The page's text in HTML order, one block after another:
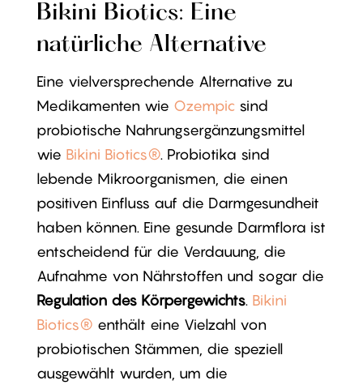
Bikini Biotics: Eine
natürliche Alternative
Eine vielversprechende Alternative zu
Medikamenten wie Ozempicsind
probiotische Nahrungsergänzungsmittel
wie Bikini Biotics®. Probiotika sind
lebende Mikroorganismen, die einen
positiven Einfluss auf die Darmgesundheit
haben können. Eine gesunde Darmflora ist
entscheidend für die Verdauung, die
Aufnahme von Nährstoffen und sogar die
Regulation des Körpergewichts. Bikini
Biotics® enthält eine Vielzahl von
probiotischen Stämmen, die speziell
ausgewählt wurden, um die